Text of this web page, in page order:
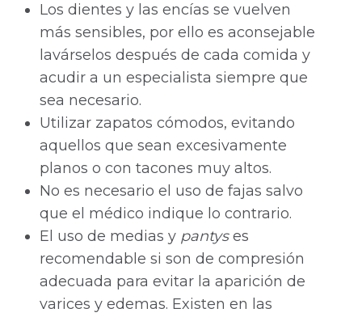
Los dientes y las encías se vuelven
más sensibles, por ello es aconsejable
lavárselos después de cada comida y
acudir a un especialista siempre que
sea necesario.
Utilizar zapatos cómodos, evitando
aquellos que sean excesivamente
planos o con tacones muy altos.
No es necesario el uso de fajas salvo
que el médico indique lo contrario.
El uso de medias y pantyses
recomendable si son de compresión
adecuada para evitar la aparición de
varices y edemas. Existen en las